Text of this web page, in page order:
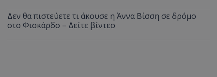
Δεν θα πιστεύετε τι άκουσε η Άννα Βίσση σε δρόμο
στο Φισκάρδο – Δείτε βίντεο